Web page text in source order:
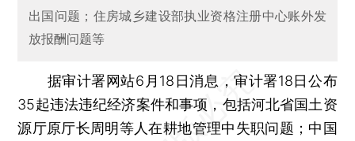
出国问题；住房城乡建设部执业资格注册中心账外发
放报酬问题等
据审计署网站6月18日消息，审计署18日公布
35起违法违纪经济案件和事项，包括河北省国土资
源厅原厅长周明等人在耕地管理中失职问题；中国